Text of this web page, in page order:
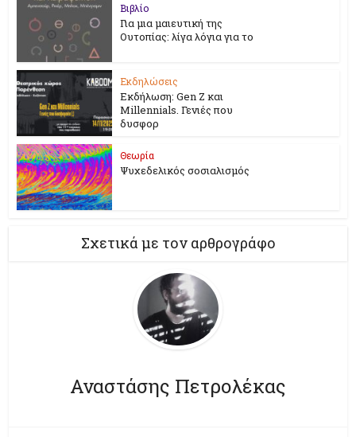
Βιβλίο
Για μια μαιευτική της
Ουτοπίας: λίγα λόγια για το
Εκδηλώσεις
Εκδήλωση: Gen Z και
Millennials. Γενιές που
δυσφορ
Θεωρία
Ψυχεδελικός σοσιαλισμός
Σχετικά με τον αρθρογράφο
Αναστάσης Πετρολέκας